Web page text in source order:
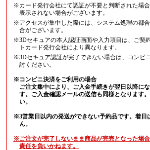
※カード発行会社にて認証が不要と判断された場
表示されない場合がございます。
※アクセスが集中した際には、システム処理の都
合がございます。
※3Dセキュアの本人認証画面や入力項目は、ご契
トカード発行会社により異なります。
※3Dセキュア認証が完了できない場合は、コンビ
討ください。
※コンビニ決済をご利用の場合
ご注文集中により、ご入金手続きが翌日以降に
す。ご入金確認メールの送信も同様となります
い。
※3営業日以内の発送ができない予約品です。着日
ん。
※ご注文が完了しないまま商品が完売となった場
責任を負いかねます。